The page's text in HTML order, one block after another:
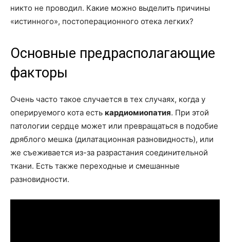
никто не проводил. Какие можно выделить причины
«истинного», постоперационного отека легких?
Основные предрасполагающие
факторы
Очень часто такое случается в тех случаях, когда у
оперируемого кота есть кардиомиопатия. При этой
патологии сердце может или превращаться в подобие
дряблого мешка (дилатационная разновидность), или
же съеживается из-за разрастания соединительной
ткани. Есть также переходные и смешанные
разновидности.